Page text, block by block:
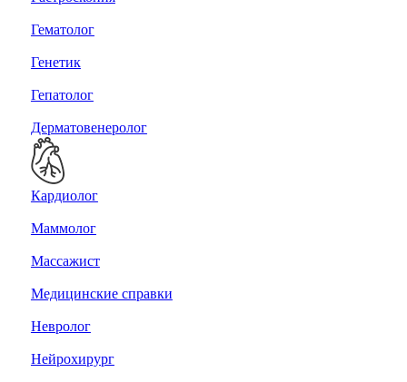
Гематолог
Генетик
Гепатолог
Дерматовенеролог
Кардиолог
Маммолог
Массажист
Медицинские справки
Невролог
Нейрохирург